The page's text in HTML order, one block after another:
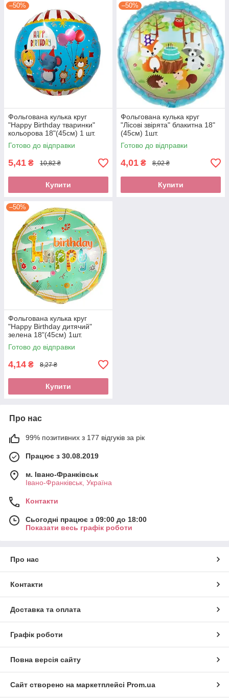
–50%
Фольгована кулька круг
"Happy Birthday тваринки"
кольорова 18"(45см) 1 шт.
Готово до відправки
5,41 ₴ 10,82 ₴
Купити
–50%
Фольгована кулька круг
"Лісові звірята" блакитна 18"
(45см) 1шт.
Готово до відправки
4,01 ₴ 8,02 ₴
Купити
–50%
Фольгована кулька круг
"Happy Birthday дитячий"
зелена 18"(45см) 1шт.
Готово до відправки
4,14 ₴ 8,27 ₴
Купити
Про нас
99% позитивних з 177 відгуків за рік
Працює з 30.08.2019
м. Івано-Франківськ
Івано-Франківськ, Україна
Контакти
Сьогодні працює з 09:00 до 18:00
Показати весь графік роботи
Про нас
Контакти
Доставка та оплата
Графік роботи
Повна версія сайту
Сайт створено на маркетплейсі Prom.ua